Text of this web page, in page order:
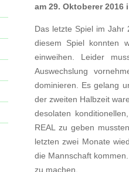
am 29. Oktoberer 2016
Das letzte Spiel im Jahr
diesem Spiel konnten
einweihen. Leider
Auswechslung
dominieren. Es gelang
der zweiten Halbzeit
desolaten
REAL zu geben
letzten zwei Monate
die Mannschaft
zu machen.